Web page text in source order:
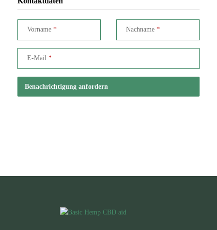
Vorname Nachname
E-Mail
Benachrichtigung anfordern